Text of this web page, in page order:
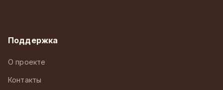
Поддержка
О проекте
Контакты